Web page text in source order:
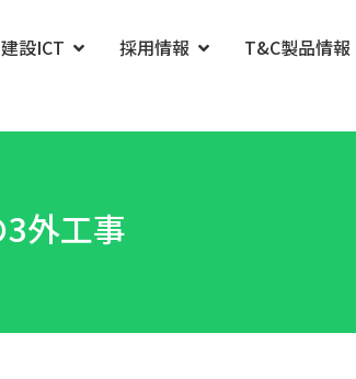
建設ICT 採用情報 T&C製品情報
外工事